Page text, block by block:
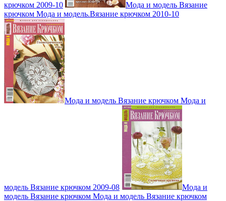
крючком 2009-10
Мода и модель Вязание
крючком Мода и модель.Вязание крючком 2010-10
Мода и модель Вязание крючком Мода и
модель Вязание крючком 2009-08
Мода и
модель Вязание крючком Мода и модель Вязание крючком